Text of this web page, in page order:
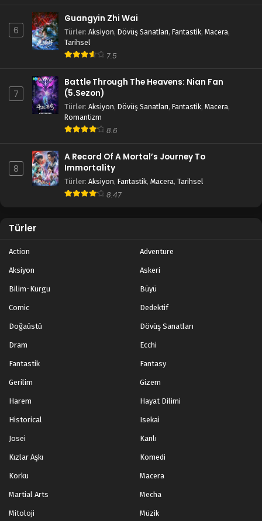
6
Guangyin Zhi Wai
Türler: Aksiyon, Dövüş Sanatları, Fantastik, Macera,
Tarihsel
7.5
7
Battle Through The Heavens: Nian Fan
(5.Sezon)
Türler: Aksiyon, Dövüş Sanatları, Fantastik, Macera,
Romantizm
8.6
8
A Record Of A Mortal’s Journey To
Immortality
Türler: Aksiyon, Fantastik, Macera, Tarihsel
8.47
Türler
Action Adventure
Aksiyon Askeri
Bilim-Kurgu Büyü
Comic Dedektif
Doğaüstü Dövüş Sanatları
Dram Ecchi
Fantastik Fantasy
Gerilim Gizem
Harem Hayat Dilimi
Historical Isekai
Josei Kanlı
Kızlar Aşkı Komedi
Korku Macera
Martial Arts Mecha
Mitoloji Müzik